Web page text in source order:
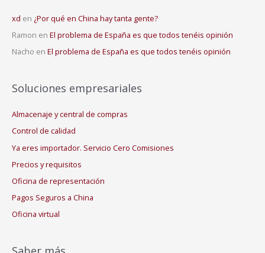
xd en ¿Por qué en China hay tanta gente?
Ramon en El problema de España es que todos tenéis opinión
Nacho en El problema de España es que todos tenéis opinión
Soluciones empresariales
Almacenaje y central de compras
Control de calidad
Ya eres importador. Servicio Cero Comisiones
Precios y requisitos
Oficina de representación
Pagos Seguros a China
Oficina virtual